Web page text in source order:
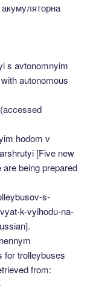
s avtonomnyim
autonomous
hodom v
[Five new
being prepared
s-
k-vyihodu-na-
for trolleybuses
from: